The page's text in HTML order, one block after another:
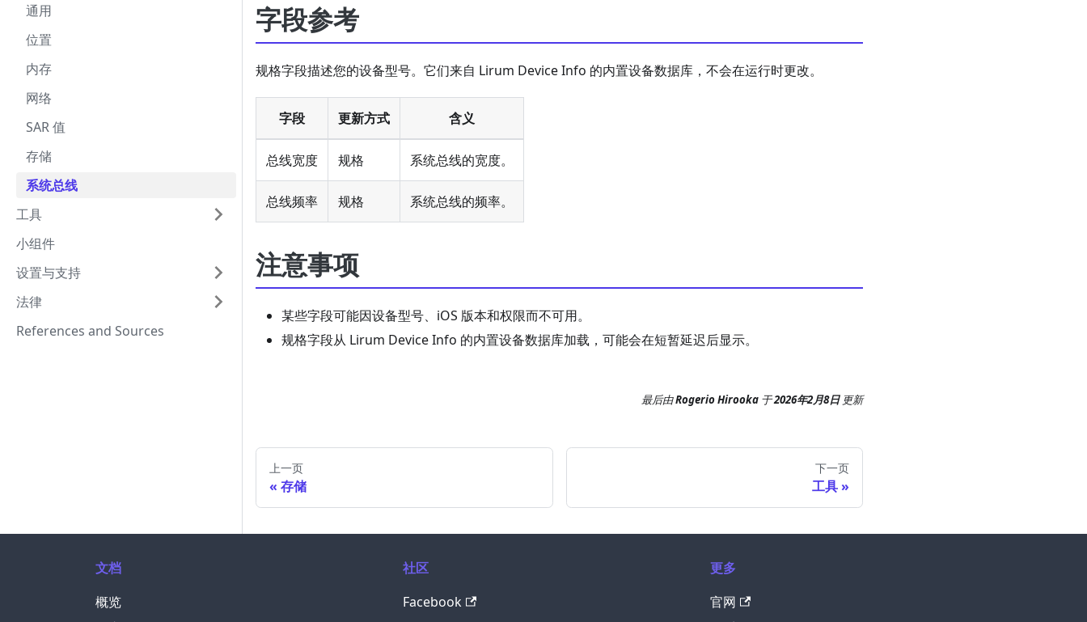
通用
位置
内存
网络
SAR 值
存储
系统总线
工具
小组件
设置与支持
法律
References and Sources
字段参考
规格字段描述您的设备型号。它们来自 Lirum Device Info 的内置设备数据库，不会在运行时更改。
字段 更新方式 含义
总线宽度 规格 系统总线的宽度。
总线频率 规格 系统总线的频率。
注意事项
某些字段可能因设备型号、iOS 版本和权限而不可用。
规格字段从 Lirum Device Info 的内置设备数据库加载，可能会在短暂延迟后显示。
最后由Rogerio Hirooka 于2026年2月8日 更新
上一页
存储
下一页
工具
文档
概览
社区
Facebook
更多
官网